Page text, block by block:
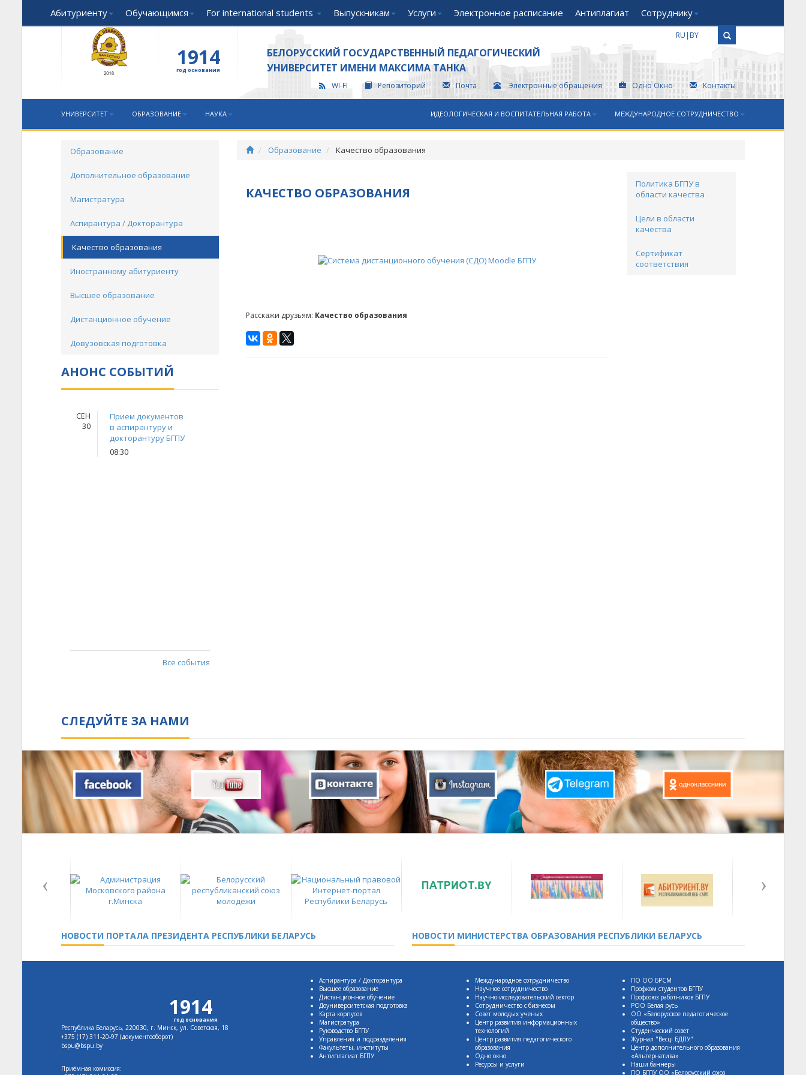
Абитуриенту Обучающимся For international students Выпускникам Услуги Электронное расписание Антиплагиат Сотруднику
1914
год основания
БЕЛОРУССКИЙ ГОСУДАРСТВЕННЫЙ ПЕДАГОГИЧЕСКИЙ
УНИВЕРСИТЕТ ИМЕНИ МАКСИМА ТАНКА
RU | BY
WI-FI Репозиторий Почта Электронные обращения Одно Окно Контакты
УНИВЕРСИТЕТ ОБРАЗОВАНИЕ НАУКА МЕЖДУНАРОДНОЕ СОТРУДНИЧЕСТВО
ИДЕОЛОГИЧЕСКАЯ И ВОСПИТАТЕЛЬНАЯ РАБОТА
Образование
Дополнительное образование
Магистратура
Аспирантура / Докторантура
Качество образования
Иностранному абитуриенту
Высшее образование
Дистанционное обучение
Довузовская подготовка
АНОНС СОБЫТИЙ
СЕН
30
Прием документов
в аспирантуру и
докторантуру БГПУ
08:30
Все события
Образование Качество образования
КАЧЕСТВО ОБРАЗОВАНИЯ
Расскажи друзьям: Качество образования
Политика БГПУ в
области качества
Цели в области
качества
Сертификат
соответствия
СЛЕДУЙТЕ ЗА НАМИ
НОВОСТИ ПОРТАЛА ПРЕЗИДЕНТА РЕСПУБЛИКИ БЕЛАРУСЬ НОВОСТИ МИНИСТЕРСТВА ОБРАЗОВАНИЯ РЕСПУБЛИКИ БЕЛАРУСЬ
1914
год основания
Республика Беларусь, 220030, г. Минск, ул. Советская, 18
+375 (17) 311-20-97 (документооборот)
bspu@bspu.by
Приёмная комиссия:
Аспирантура / Докторантура
Высшее образование
Дистанционное обучение
Доуниверситетская подготовка
Карта корпусов
Магистратура
Руководство БГПУ
Управления и подразделения
Факультеты, институты
Антиплагиат БГПУ
Международное сотрудничество
Научное сотрудничество
Научно-исследовательский сектор
Сотрудничество с бизнесом
Совет молодых ученых
Центр развития информационных
технологий
Центр развития педагогического
образования
Одно окно
Ресурсы и услуги
ПО ОО БРСМ
Профком студентов БГПУ
Профсоюз работников БГПУ
РОО Белая русь
ОО «Белорусское педагогическое
общество»
Студенческий совет
Журнал "Весцi БДПУ"
Центр дополнительного образования
«Альтернатива»
Наши баннеры
ПО БГПУ ОО «Белорусский союз